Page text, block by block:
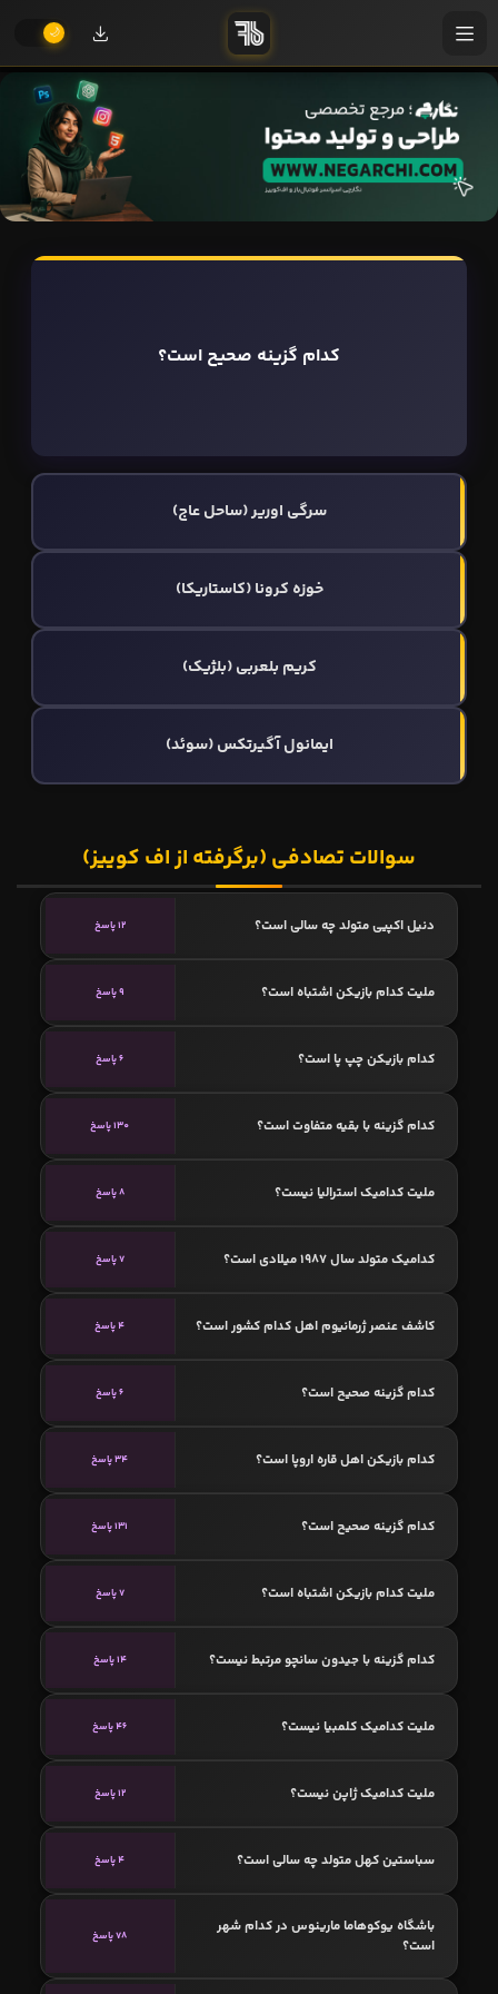
کدام گزینه صحیح است؟
سرگی اورير (ساحل عاج)
خوزه کرونا (کاستاریکا)
کریم بلعربی (بلژیک)
ایمانول آگیرتکس (سوئد)
سوالات تصادفی (برگرفته از اف کوییز)
دنیل اکپیی متولد چه سالی است؟ 12 پاسخ
ملیت کدام بازیکن اشتباه است؟ 9 پاسخ
کدام بازیکن چپ پا است؟ 6 پاسخ
کدام گزینه با بقیه متفاوت است؟ 130 پاسخ
ملیت کدامیک استرالیا نیست؟ 8 پاسخ
کدامیک متولد سال 1987 میلادی است؟ 7 پاسخ
کاشف عنصر ژرمانیوم اهل کدام کشور است؟ 4 پاسخ
کدام گزینه صحیح است؟ 6 پاسخ
کدام بازیکن اهل قاره اروپا است؟ 34 پاسخ
کدام گزینه صحیح است؟ 131 پاسخ
ملیت کدام بازیکن اشتباه است؟ 7 پاسخ
کدام گزینه با جیدون سانچو مرتبط نیست؟ 14 پاسخ
ملیت کدامیک کلمبیا نیست؟ 46 پاسخ
ملیت کدامیک ژاپن نیست؟ 12 پاسخ
سباستین کهل متولد چه سالی است؟ 4 پاسخ
باشگاه یوکوهاما مارینوس در کدام شهر
است؟
78 پاسخ